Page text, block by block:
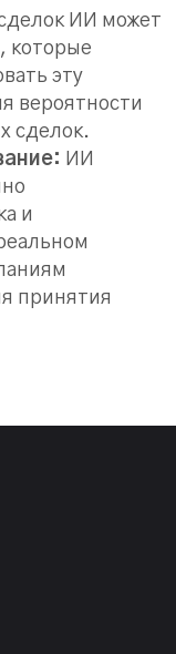
ИИ может
которые
эту
вероятности
сделок.
ИИ
и
принятия